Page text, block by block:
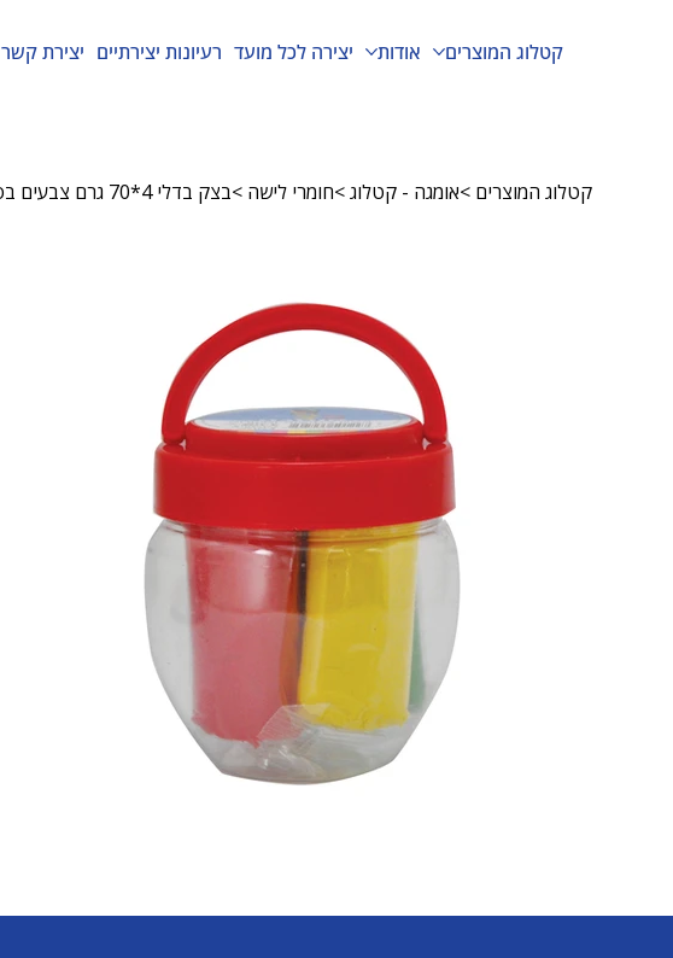
קטלוג המוצרים אודות יצירה לכל מועד רעיונות יצירתיים יצירת קשר
קטלוג המוצרים >אומגה - קטלוג>חומרי לישה >בצק בדלי 4*70 גרם צבעים בסיסיים